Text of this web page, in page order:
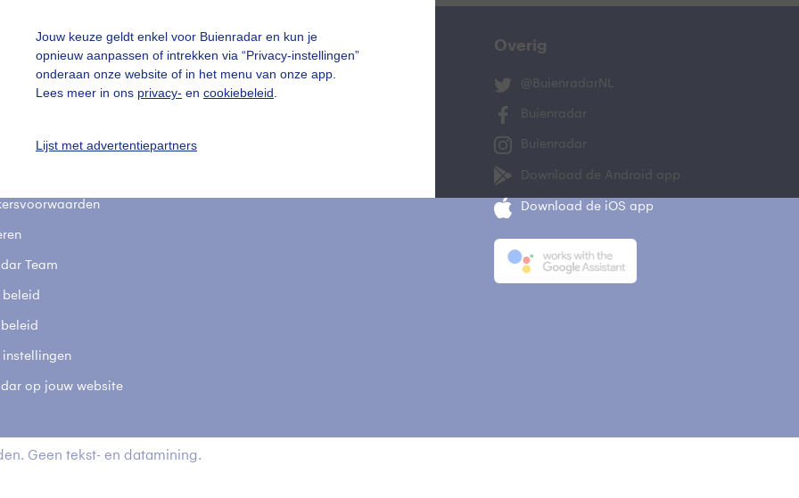
Jouw keuze geldt enkel voor Buienradar en kun je
opnieuw aanpassen of intrekken via “Privacy-instellingen”
onderaan onze website of in het menu van onze app.
Lees meer in ons privacy- en cookiebeleid
Lijst met advertentiepartners
vragen
Team
beleid
instellingen
op jouw website
Mijn weer Overig
@BuienradarNL
Buienradar
Buienradar
Download de Android app
Download de iOS app
Geen tekst- en datamining.